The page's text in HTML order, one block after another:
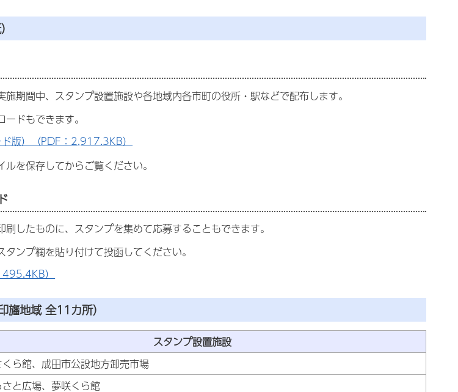
期間中、スタンプ設置施設や各地域内各市町の役所・駅などで配布します。
ドもできます。
版）（PDF：2,917.3KB）
を保存してからご覧ください。
したものに、スタンプを集めて応募することもできます。
ンプ欄を貼り付けて投函してください。
）
旛地域 全11カ所）
スタンプ設置施設
ら館、成田市公設地方卸売市場
と広場、夢咲くら館